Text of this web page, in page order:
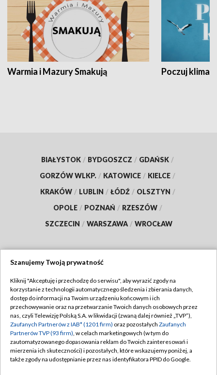
Warmia i Mazury Smakują Poczuj klimat
BIAŁYSTOK / BYDGOSZCZ / GDAŃSK /
GORZÓW WLKP. / KATOWICE / KIELCE /
KRAKÓW / LUBLIN / ŁÓDŹ / OLSZTYN /
OPOLE / POZNAŃ / RZESZÓW /
SZCZECIN / WARSZAWA / WROCŁAW
TVP
Abonament TVP
Emisja w TVP
Centrum informacji TVP
Naziemna Telewizja Cyfrowa
Regulamin TVP
Polityka prywatności
Moje zgody
Pomoc
Szanujemy Twoją prywatność
Kliknij "Akceptuję i przechodzę do serwisu", aby wyrazić zgody na
korzystanie z technologii automatycznego śledzenia i zbierania danych,
dostęp do informacji na Twoim urządzeniu końcowym i ich
przechowywanie oraz na przetwarzanie Twoich danych osobowych przez
nas, czyli Telewizję Polską S.A. w likwidacji (zwaną dalej również „TVP”),
Zaufanych Partnerów z IAB* (1201 firm) oraz pozostałych Zaufanych
Partnerów TVP (93 firm), w celach marketingowych (w tym do
zautomatyzowanego dopasowania reklam do Twoich zainteresowań i
mierzenia ich skuteczności) i pozostałych, które wskazujemy poniżej, a
także zgody na udostępnianie przez nas identyfikatora PPID do Google.